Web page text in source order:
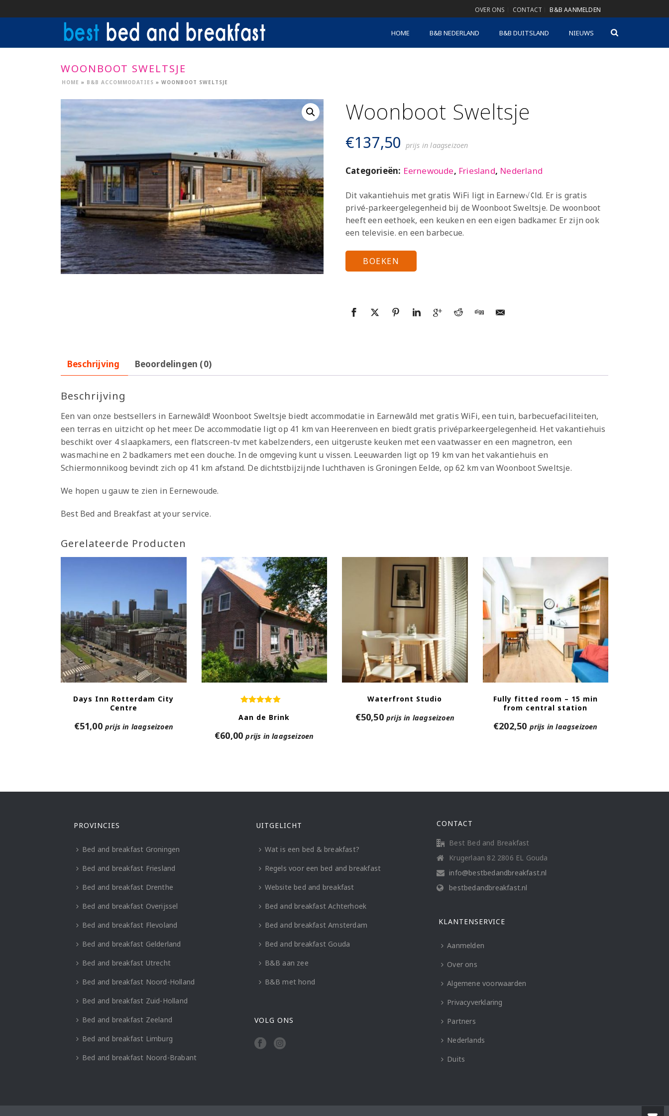
OVER ONS CONTACT B&B AANMELDEN
HOME B&B NEDERLAND B&B DUITSLAND NIEUWS
WOONBOOT SWELTSJE
HOME » B&B ACCOMMODATIES » WOONBOOT SWELTSJE
Woonboot Sweltsje
€137,50 prijs in laagseizoen
Categorieën: Eernewoude, Friesland, Nederland
Dit vakantiehuis met gratis WiFi ligt in Earnew√¢ld. Er is gratis
privé-parkeergelegenheid bij de Woonboot Sweltsje. De woonboot
heeft een eethoek, een keuken en een eigen badkamer. Er zijn ook
een televisie. en een barbecue.
BOEKEN
Beschrijving Beoordelingen (0)
Beschrijving
Een van onze bestsellers in Earnewâld! Woonboot Sweltsje biedt accommodatie in Earnewâld met gratis WiFi, een tuin, barbecuefaciliteiten,
een terras en uitzicht op het meer. De accommodatie ligt op 41 km van Heerenveen en biedt gratis privéparkeergelegenheid. Het vakantiehuis
beschikt over 4 slaapkamers, een flatscreen-tv met kabelzenders, een uitgeruste keuken met een vaatwasser en een magnetron, een
wasmachine en 2 badkamers met een douche. In de omgeving kunt u vissen. Leeuwarden ligt op 19 km van het vakantiehuis en
Schiermonnikoog bevindt zich op 41 km afstand. De dichtstbijzijnde luchthaven is Groningen Eelde, op 62 km van Woonboot Sweltsje.
We hopen u gauw te zien in Eernewoude.
Best Bed and Breakfast at your service.
Gerelateerde Producten
Days Inn Rotterdam City
Centre
€51,00 prijs in laagseizoen
Aan de Brink
€60,00 prijs in laagseizoen
Waterfront Studio
€50,50 prijs in laagseizoen
Fully fitted room – 15 min
from central station
€202,50 prijs in laagseizoen
PROVINCIES
Bed and breakfast Groningen
Bed and breakfast Friesland
Bed and breakfast Drenthe
Bed and breakfast Overijssel
Bed and breakfast Flevoland
Bed and breakfast Gelderland
Bed and breakfast Utrecht
Bed and breakfast Noord-Holland
Bed and breakfast Zuid-Holland
Bed and breakfast Zeeland
Bed and breakfast Limburg
Bed and breakfast Noord-Brabant
UITGELICHT
Wat is een bed & breakfast?
Regels voor een bed and breakfast
Website bed and breakfast
Bed and breakfast Achterhoek
Bed and breakfast Amsterdam
Bed and breakfast Gouda
B&B aan zee
B&B met hond
VOLG ONS
CONTACT
Best Bed and Breakfast
Krugerlaan 82 2806 EL Gouda
info@bestbedandbreakfast.nl
bestbedandbreakfast.nl
KLANTENSERVICE
Aanmelden
Over ons
Algemene voorwaarden
Privacyverklaring
Partners
Nederlands
Duits